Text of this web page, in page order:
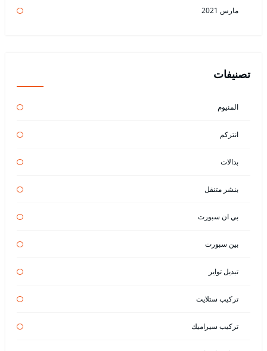
مارس 2021
تصنيفات
المنيوم
انتركم
بدالات
بنشر متنقل
بي ان سبورت
بين سبورت
تبديل تواير
تركيب ستلايت
تركيب سيراميك